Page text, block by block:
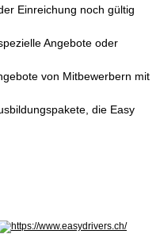
Einreichung noch gültig
Angebote oder
von Mitbewerbern mit
die Easy